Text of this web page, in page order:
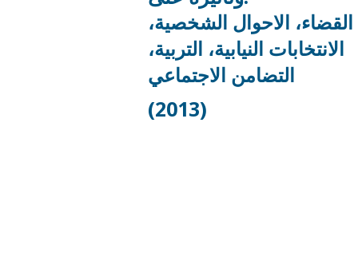
القضاء، الاحوال الشخصية،
الانتخابات النيابية، التربية،
التضامن الاجتماعي
(2013)